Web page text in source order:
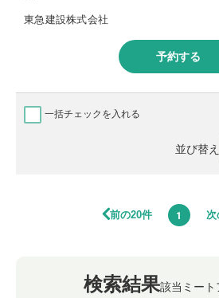
東急建設株式会社
予約する
一括チェックを入れる
並び替え
前の20件 1 次
検索結果該当ミート